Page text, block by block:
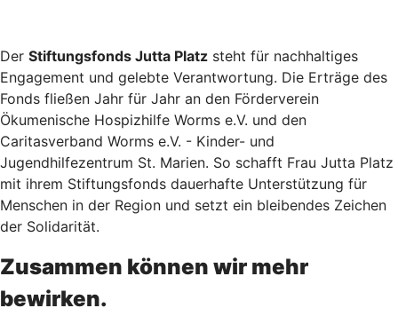
Der Stiftungsfonds Jutta Platz steht für nachhaltiges
Engagement und gelebte Verantwortung. Die Erträge des
Fonds fließen Jahr für Jahr an den Förderverein
Ökumenische Hospizhilfe Worms e.V. und den
Caritasverband Worms e.V. - Kinder- und
Jugendhilfezentrum St. Marien. So schafft Frau Jutta Platz
mit ihrem Stiftungsfonds dauerhafte Unterstützung für
Menschen in der Region und setzt ein bleibendes Zeichen
der Solidarität.
Zusammen können wir mehr
bewirken.